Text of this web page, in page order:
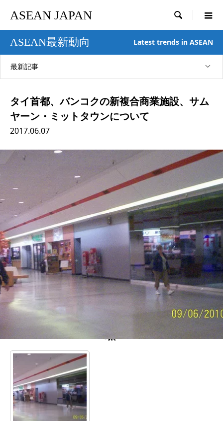
ASEAN JAPAN 
ASEAN最新動向 Latest trends in ASEAN
最新記事
タイ首都、バンコクの新複合商業施設、サム
ヤーン・ミットタウンについて
2017.06.07